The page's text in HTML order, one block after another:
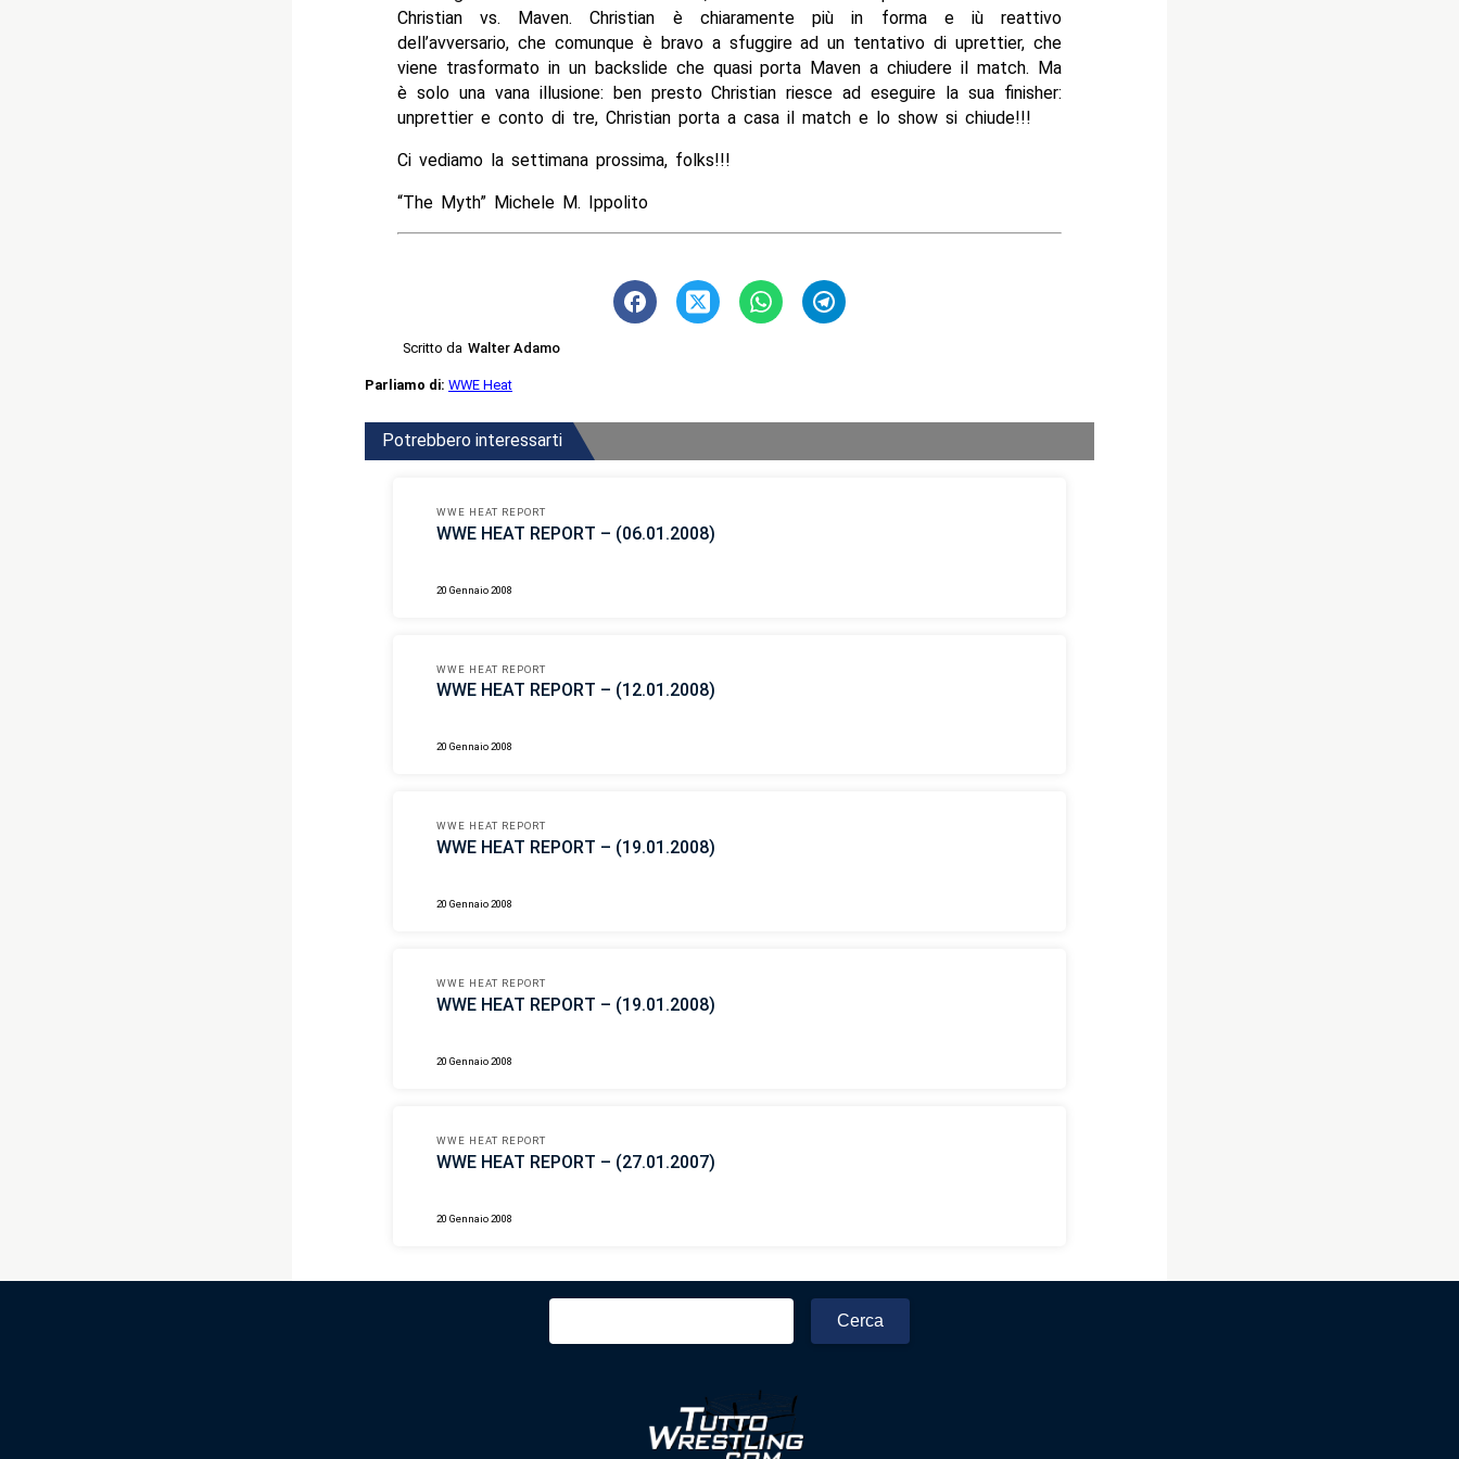
Christian vs. Maven. Christian è chiaramente più in forma e iù reattivo
dell’avversario, che comunque è bravo a sfuggire ad un tentativo di uprettier, che
viene trasformato in un backslide che quasi porta Maven a chiudere il match. Ma
è solo una vana illusione: ben presto Christian riesce ad eseguire la sua finisher:
unprettier e conto di tre, Christian porta a casa il match e lo show si chiude!!!
Ci vediamo la settimana prossima, folks!!!
“The Myth” Michele M. Ippolito
Scritto da Walter Adamo
Parliamo di: WWE Heat
Potrebbero interessarti
WWE HEAT REPORT
WWE HEAT REPORT – (06.01.2008)
20 Gennaio 2008
WWE HEAT REPORT
WWE HEAT REPORT – (12.01.2008)
20 Gennaio 2008
WWE HEAT REPORT
WWE HEAT REPORT – (19.01.2008)
20 Gennaio 2008
WWE HEAT REPORT
WWE HEAT REPORT – (19.01.2008)
20 Gennaio 2008
WWE HEAT REPORT
WWE HEAT REPORT – (27.01.2007)
20 Gennaio 2008
Ricerca